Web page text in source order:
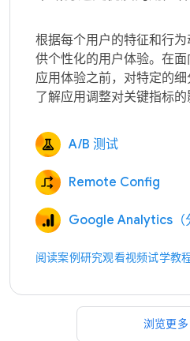
根据每个用户的特征和行
供个性化的用户体验。在
应用体验之前，对特定的
A/B 测试
Remote Config
Google Analytics（
阅读案例研究观看视频试学教
浏览更多